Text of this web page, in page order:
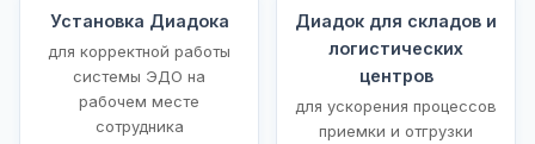
Установка Диадока
для корректной работы
системы ЭДО на
рабочем месте
сотрудника
Диадок для складов и
логистических
центров
для ускорения процессов
приемки и отгрузки